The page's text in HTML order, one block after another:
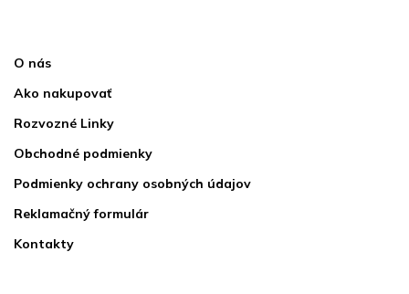
O nás
Ako nakupovať
Rozvozné Linky
Obchodné podmienky
Podmienky ochrany osobných údajov
Reklamačný formulár
Kontakty